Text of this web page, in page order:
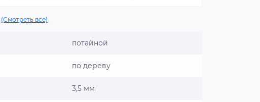
(Смотреть все)
потайной
по дереву
3,5 мм